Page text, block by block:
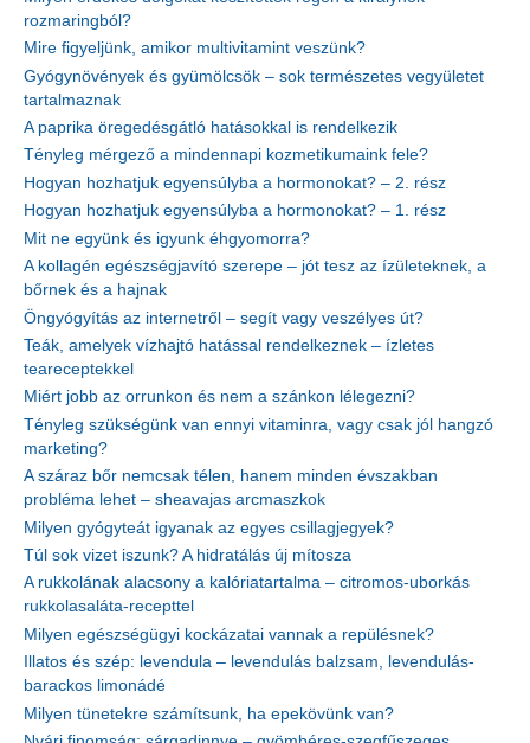
rozmaringból?
Mire figyeljünk, amikor multivitamint veszünk?
Gyógynövények és gyümölcsök – sok természetes vegyületet
tartalmaznak
A paprika öregedésgátló hatásokkal is rendelkezik
Tényleg mérgező a mindennapi kozmetikumaink fele?
Hogyan hozhatjuk egyensúlyba a hormonokat? – 2. rész
Hogyan hozhatjuk egyensúlyba a hormonokat? – 1. rész
Mit ne együnk és igyunk éhgyomorra?
A kollagén egészségjavító szerepe – jót tesz az ízületeknek, a
bőrnek és a hajnak
Öngyógyítás az internetről – segít vagy veszélyes út?
Teák, amelyek vízhajtó hatással rendelkeznek – ízletes
teareceptekkel
Miért jobb az orrunkon és nem a szánkon lélegezni?
Tényleg szükségünk van ennyi vitaminra, vagy csak jól hangzó
marketing?
A száraz bőr nemcsak télen, hanem minden évszakban
probléma lehet – sheavajas arcmaszkok
Milyen gyógyteát igyanak az egyes csillagjegyek?
Túl sok vizet iszunk? A hidratálás új mítosza
A rukkolának alacsony a kalóriatartalma – citromos-uborkás
rukkolasaláta-recepttel
Milyen egészségügyi kockázatai vannak a repülésnek?
Illatos és szép: levendula – levendulás balzsam, levendulás-
barackos limonádé
Milyen tünetekre számítsunk, ha epekövünk van?